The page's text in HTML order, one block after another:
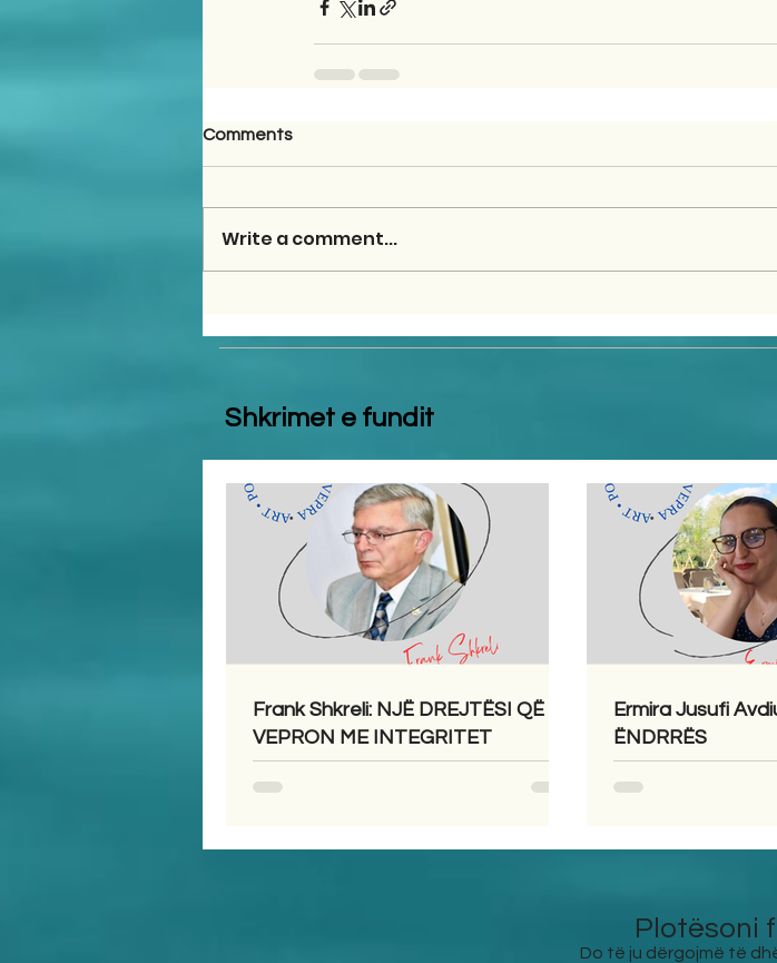
Comments
Write a comment...
Shkrimet e fundit
Frank Shkreli: NJË DREJTËSI QË
VEPRON ME INTEGRITET
Ermira Jusufi
ËNDRRËS
Plotësoni
Do të ju dërgojmë të